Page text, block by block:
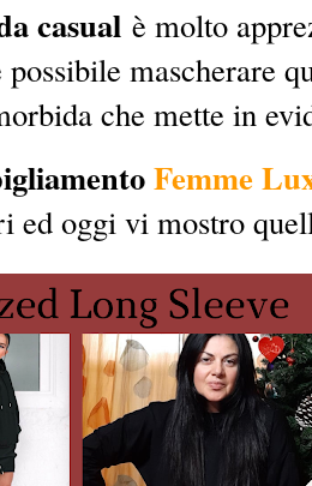
casual è molto
mascherare
che mette in
Femme
ed oggi vi mostro